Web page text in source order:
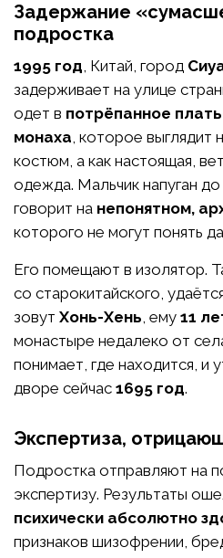
Задержание
подростка
1995 год, Китай, город
задерживает на улице
одет в потрёпанное
монаха, которое выглядит
костюм, а как настоящая,
одежда. Мальчик напуган
говорит на непонятном,
которого не могут понять
Его помещают в изолятор.
со старокитайского,
зовут Хонь-Хень, ему 11
монастыре недалеко от
понимает, где находится, и
дворе сейчас 1695 год.
Экспертиза,
Подростка отправляют на
экспертизу. Результаты
психически абсолютно
признаков шизофрении,